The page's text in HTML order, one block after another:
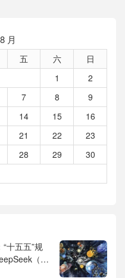
月
五 六
日
1
2
7 8
9
14 15
16
21 22
23
28 29
30
十五五”规
（深
经济、育